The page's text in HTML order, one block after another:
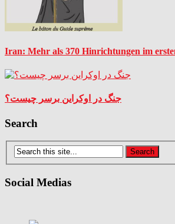
Iran: Mehr als 370 Hinrichtungen im
جنگ در اوکراین برسر چیست؟
Search
Social Medias